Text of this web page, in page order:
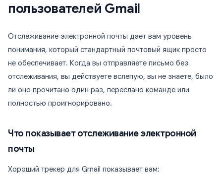
пользователей Gmail
Отслеживание электронной почты дает вам уровень
понимания, который стандартный почтовый ящик просто
не обеспечивает. Когда вы отправляете письмо без
отслеживания, вы действуете вслепую, вы не знаете, было
ли оно прочитано один раз, переслано команде или
полностью проигнорировано.
Что показывает отслеживание электронной
почты
Хороший трекер для Gmail показывает вам: